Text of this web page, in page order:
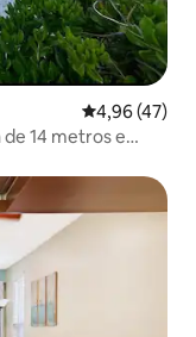
4,96 de uma
4,96 (47)
14 metros e